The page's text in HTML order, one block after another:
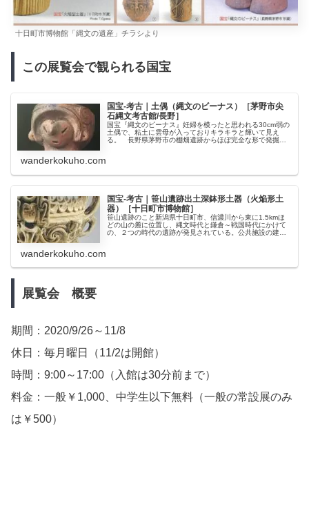
十日町市博物館「縄文の遺産」チラシより
この展覧会で観られる国宝
国宝-考古｜土偶（縄文のビーナス）［茅野市尖
石縄文考古館/長野］
国宝『縄文のビーナス』妊婦を模ったと思われる30cm弱の
土偶で、粘土に雲母が入っておりキラキラと輝いて見え
る。 長野県茅野市の棚畑遺跡からほぼ完全な形で発掘さ
wanderkokuho.com
国宝-考古｜笹山遺跡出土深鉢形土器（火焔形土
器）［十日町市博物館］
笹山遺跡のこと新潟県十日町市、信濃川から東に1.5kmほ
どの山の麓に位置し、縄文時代と鎌倉～戦国時代にかけて
の、２つの時代の遺跡が発見されている。公共施設の建設
wanderkokuho.com
展覧会 概要
期間：2020/9/26～11/8
休日：毎月曜日（11/2は開館）
時間：9:00～17:00（入館は30分前まで）
料金：一般￥1,000、中学生以下無料（一般の常設展のみ
は￥500）